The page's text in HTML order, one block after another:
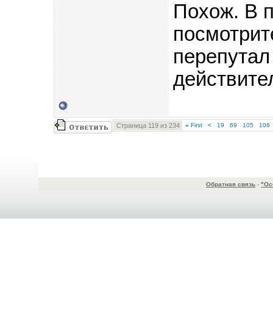
Похож. В
Страница 119 из 234 « First < 19 69 105 106
Обратная связь -